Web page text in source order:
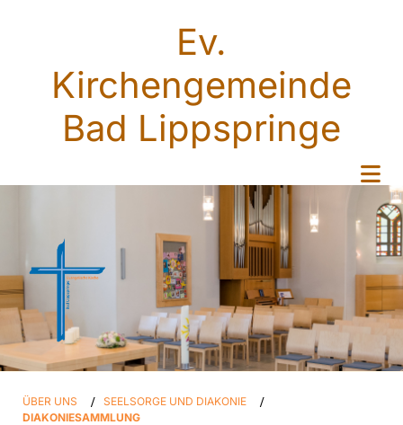
Ev.
Kirchengemeinde
Bad Lippspringe
ÜBER UNS / SEELSORGE UND DIAKONIE /
DIAKONIESAMMLUNG